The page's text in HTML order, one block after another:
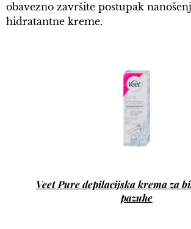
obavezno završite postupak
hidratantne kreme.
Veet Pure depilacijska krema za
pazuhe